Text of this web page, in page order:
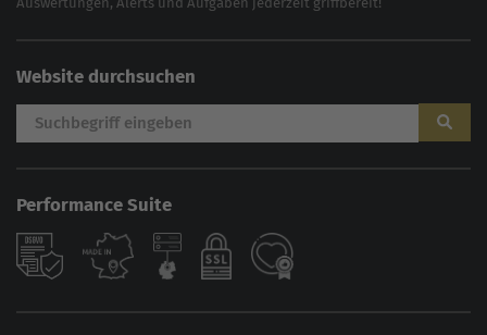
Website durchsuchen
Performance Suite